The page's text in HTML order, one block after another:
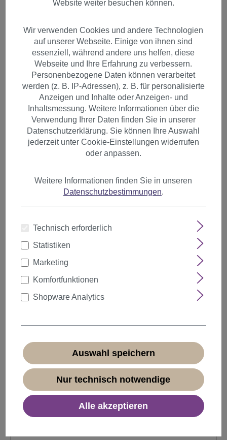
Haarfaser
Länge
Struktur
Verarbeitungsart
Styles
Website weiter besuchen können.
Wir verwenden Cookies und andere Technologien
auf unserer Webseite. Einige von ihnen sind
essenziell, während andere uns helfen, diese
Webseite und Ihre Erfahrung zu verbessern.
Personenbezogene Daten können verarbeitet
werden (z. B. IP-Adressen), z. B. für personalisierte
Anzeigen und Inhalte oder Anzeigen- und
Inhaltsmessung. Weitere Informationen über die
Verwendung Ihrer Daten finden Sie in unserer
Datenschutzerklärung. Sie können Ihre Auswahl
jederzeit unter Cookie-Einstellungen widerrufen
oder anpassen.
Weitere Informationen finden Sie in unseren
Datenschutzbestimmungen.
Technisch erforderlich
Statistiken
Marketing
Komfortfunktionen
Shopware Analytics
Auswahl speichern
Nur technisch notwendige
Alle akzeptieren